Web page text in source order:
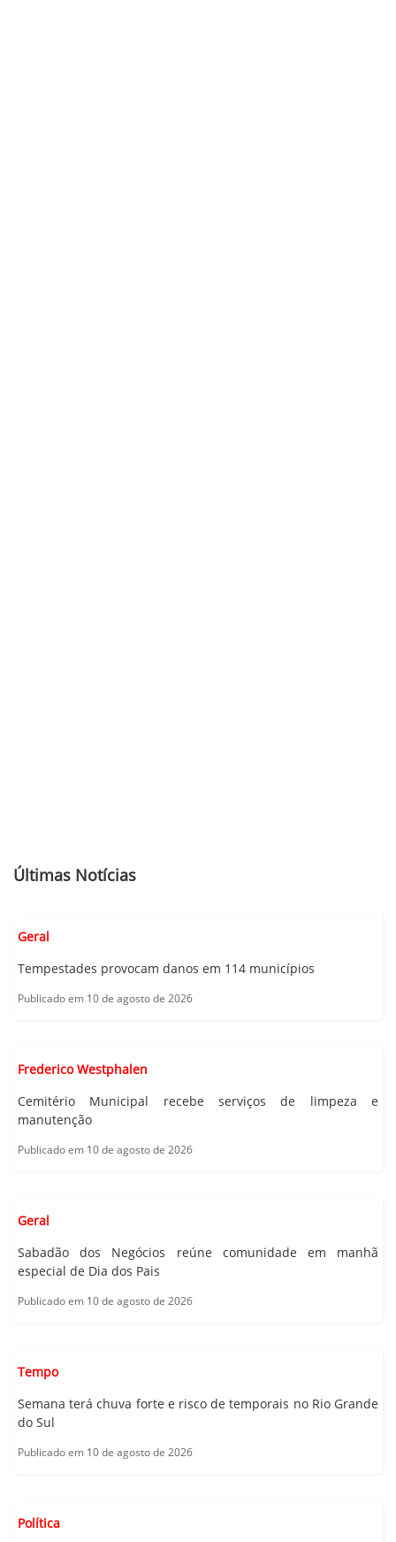
Últimas Notícias
Geral
Tempestades provocam danos em 114 municípios
Publicado em 10 de agosto de 2026
Frederico Westphalen
Cemitério Municipal recebe serviços de limpeza e
manutenção
Publicado em 10 de agosto de 2026
Geral
Sabadão dos Negócios reúne comunidade em manhã
especial de Dia dos Pais
Publicado em 10 de agosto de 2026
Tempo
Semana terá chuva forte e risco de temporais no Rio Grande
do Sul
Publicado em 10 de agosto de 2026
Política